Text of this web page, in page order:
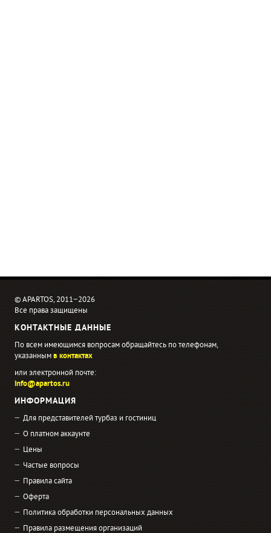
© APARTOS, 2011−2026
Все права защищены
КОНТАКТНЫЕ ДАННЫЕ
По всем имеющимся вопросам обращайтесь по телефонам,
указаннымв контактах
или электронной почте:
info@apartos.ru
ИНФОРМАЦИЯ
Для представителей турбаз и гостиниц
О платном аккаунте
Цены
Частые вопросы
Правила сайта
Оферта
Политика обработки персональных данных
Правила размещения организаций